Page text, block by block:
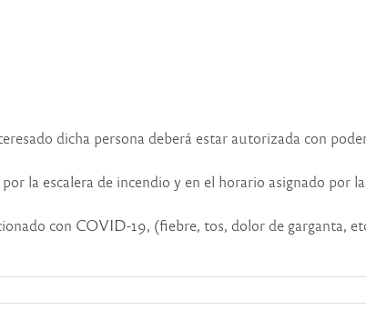
dicha persona deberá estar autorizada con
la escalera de incendio y en el horario asignado por
con COVID-19, (fiebre, tos, dolor de garganta,